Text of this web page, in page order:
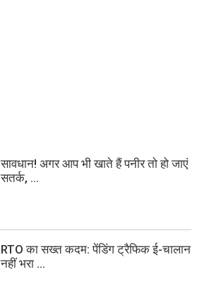
सावधान! अगर आप भी खाते हैं पनीर तो हो जाएं
सतर्क, ...
RTO का सख्त कदम: पेंडिंग ट्रैफिक ई-चालान
नहीं भरा ...